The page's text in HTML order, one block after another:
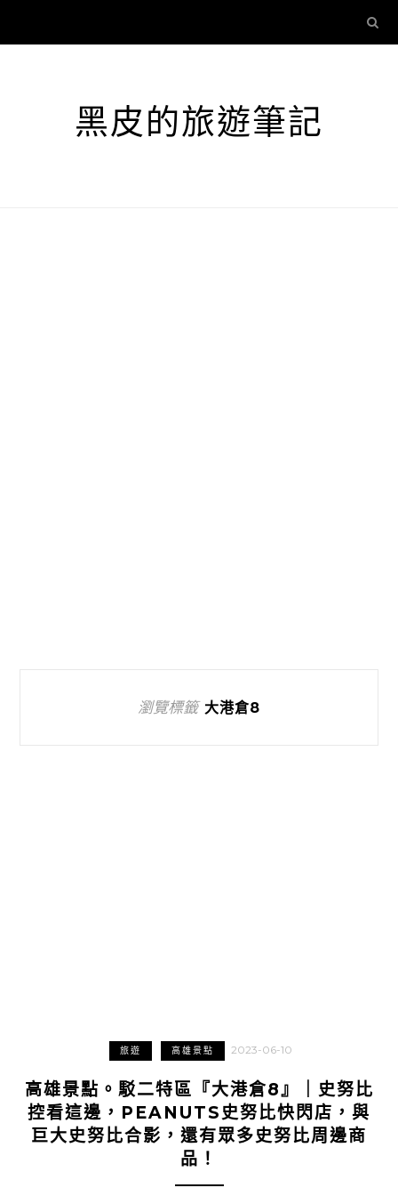
黑皮的旅遊筆記
瀏覽標籤 大港倉8
旅遊 高雄景點 2023-06-10
高雄景點。駁二特區『大港倉8』｜史努比
控看這邊，PEANUTS史努比快閃店，與
巨大史努比合影，還有眾多史努比周邊商
品！